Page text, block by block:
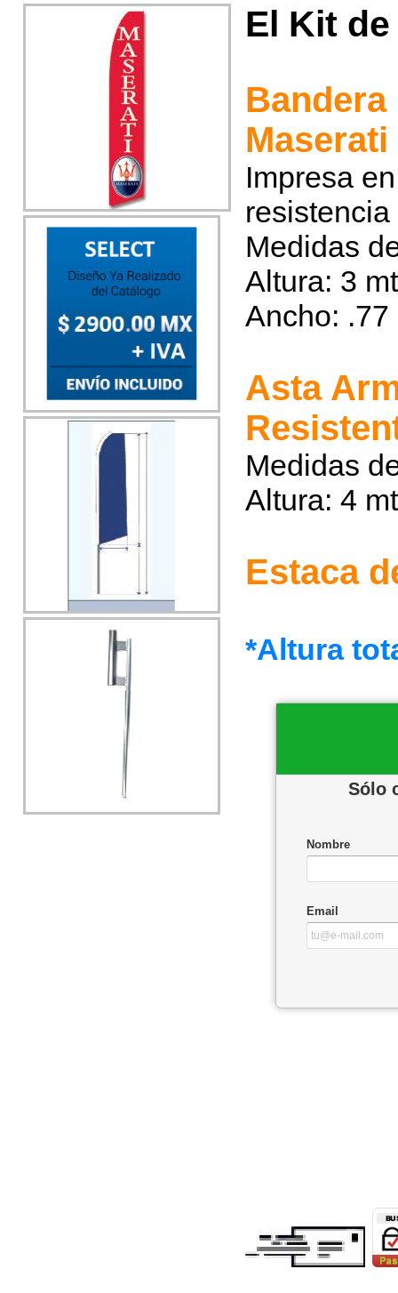
El Kit
Maserati
Impresa
Medidas
Altura: 3
Ancho: .77
Asta
Medidas
Altura: 4
Estaca
*Altura